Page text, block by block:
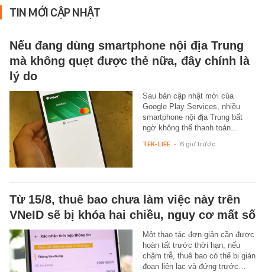
TIN MỚI CẬP NHẬT
Nếu đang dùng smartphone nội địa Trung
mà không quẹt được thẻ nữa, đây chính là
lý do
Sau bản cập nhật mới của
Google Play Services, nhiều
smartphone nội địa Trung bất
ngờ không thể thanh toán…
TEK-LIFE - 6 giờ trước
Từ 15/8, thuê bao chưa làm việc này trên
VNeID sẽ bị khóa hai chiều, nguy cơ mất số
Một thao tác đơn giản cần được
hoàn tất trước thời hạn, nếu
chậm trễ, thuê bao có thể bị gián
đoạn liên lạc và đứng trước…